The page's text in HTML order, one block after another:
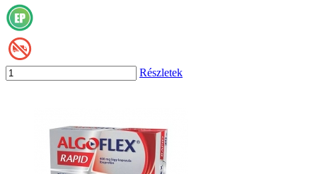
Részletek